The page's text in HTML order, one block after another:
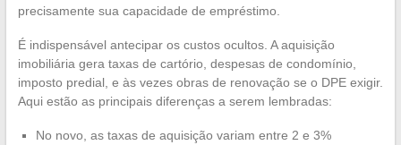
precisamente sua capacidade de empréstimo.
É indispensável antecipar os custos ocultos. A aquisição
imobiliária gera taxas de cartório, despesas de condomínio,
imposto predial, e às vezes obras de renovação se o DPE exigir.
Aqui estão as principais diferenças a serem lembradas:
No novo, as taxas de aquisição variam entre 2 e 3%